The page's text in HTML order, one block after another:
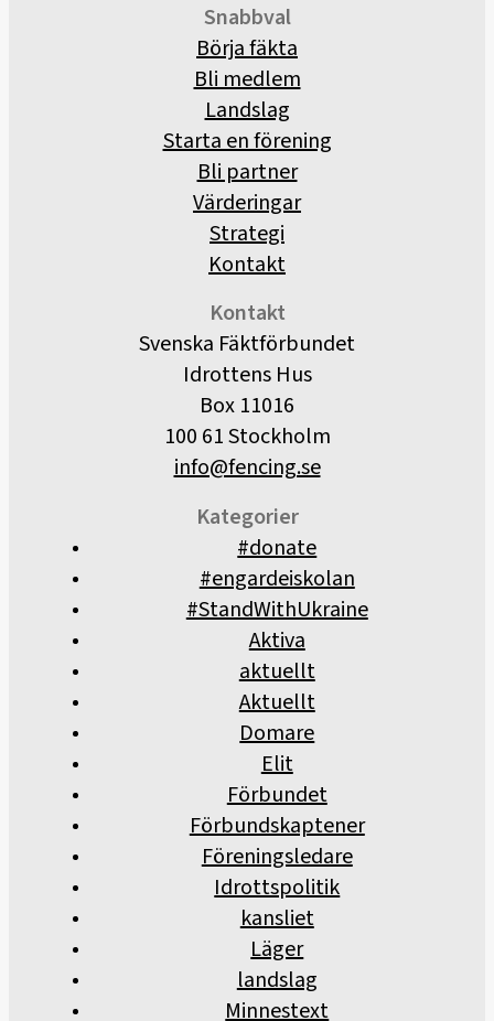
Snabbval
Börja fäkta
Bli medlem
Landslag
Starta en förening
Bli partner
Värderingar
Strategi
Kontakt
Kontakt
Svenska Fäktförbundet
Idrottens Hus
Box 11016
100 61 Stockholm
info@fencing.se
Kategorier
#donate
#engardeiskolan
#StandWithUkraine
Aktiva
aktuellt
Aktuellt
Domare
Elit
Förbundet
Förbundskaptener
Föreningsledare
Idrottspolitik
kansliet
Läger
landslag
Minnestext